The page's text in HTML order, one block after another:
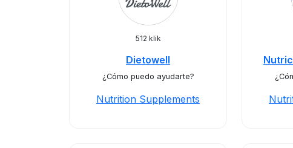
512 klik
Dietowell
¿Cómo puedo ayudarte?
Nutrition Supplements